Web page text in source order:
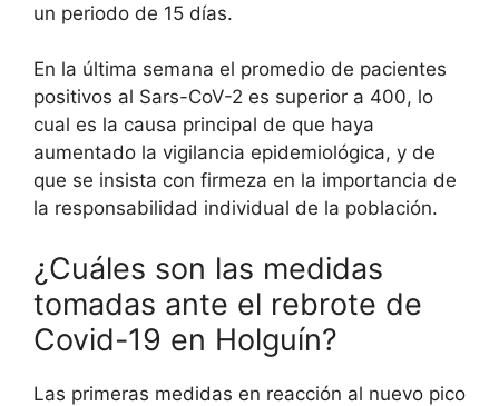
un periodo de 15 días.
En la última semana el promedio de pacientes
positivos al Sars-CoV-2 es superior a 400, lo
cual es la causa principal de que haya
aumentado la vigilancia epidemiológica, y de
que se insista con firmeza en la importancia de
la responsabilidad individual de la población.
¿Cuáles son las medidas
tomadas ante el rebrote de
Covid-19 en Holguín?
Las primeras medidas en reacción al nuevo pico